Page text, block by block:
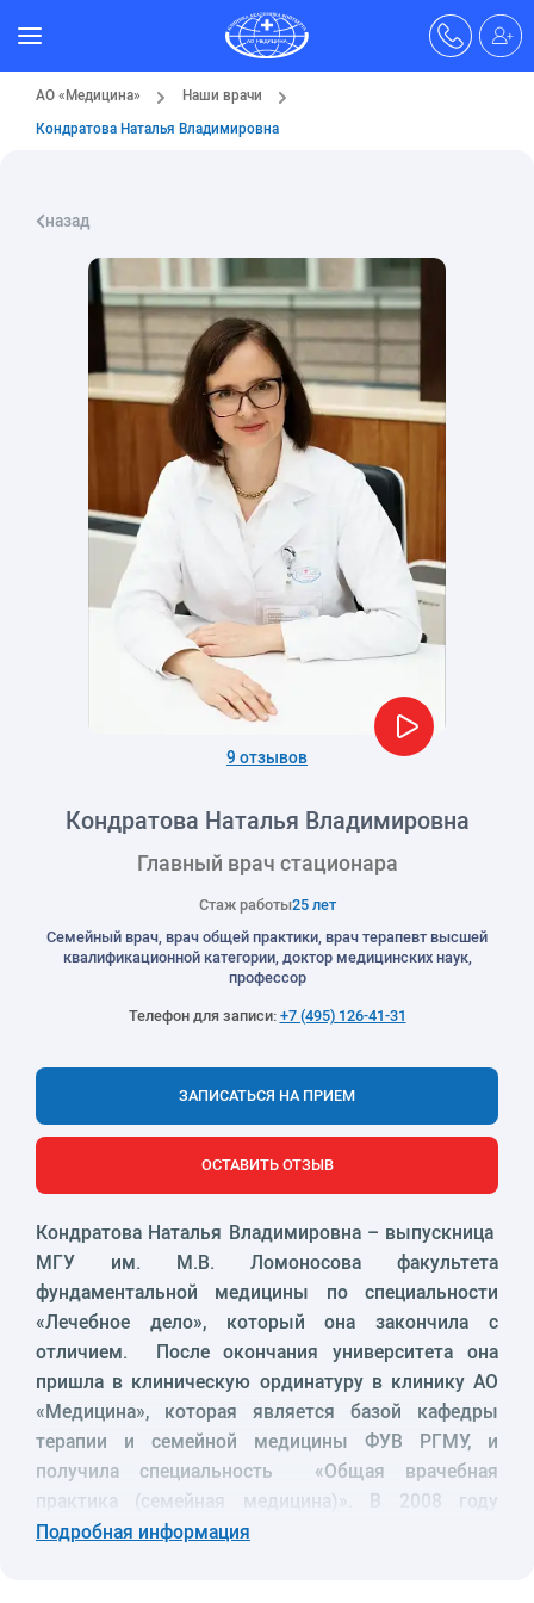
АО «Медицина»
Наши врачи
Кондратова Наталья Владимировна
назад
9 отзывов
Кондратова Наталья Владимировна
Главный врач стационара
Стаж работы25 лет
Семейный врач, врач общей практики, врач терапевт высшей
квалификационной категории, доктор медицинских наук,
профессор
Телефон для записи:+7 (495) 126-41-31
ЗАПИСАТЬСЯ НА ПРИЕМ
ОСТАВИТЬ ОТЗЫВ
Кондратова Наталья Владимировна – выпускница
МГУ им. М.В. Ломоносова факультета
фундаментальной медицины по специальности
«Лечебное дело», который она закончила с
отличием. После окончания университета она
пришла в клиническую ординатуру в клинику АО
«Медицина», которая является базой кафедры
терапии и семейной медицины ФУВ РГМУ, и
получила специальность «Общая врачебная
практика (семейная медицина)». В 2008 году
Наталья Владимировна прошла профессиональную
Подробная информация